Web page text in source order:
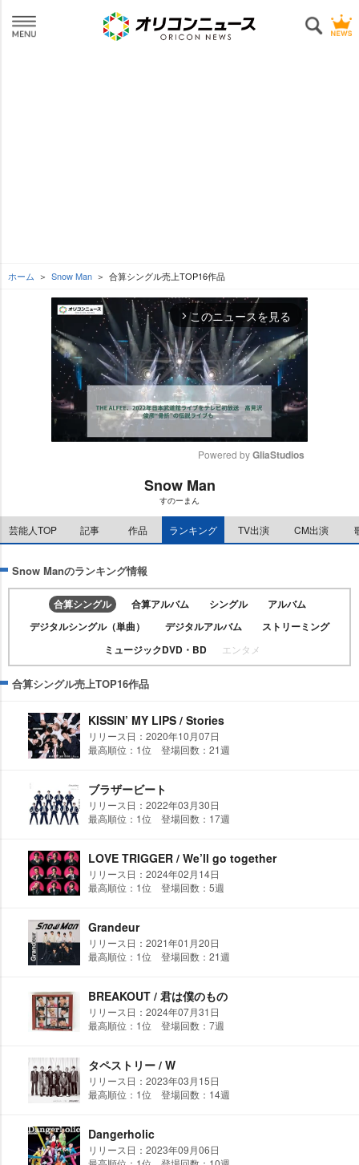
ホーム Snow Man 合算シングル売上TOP16作品
arrow_forward_ios このニュースを見る
t
e
Powered by GliaStudios
Snow Man
すのーまん
芸能人TOP 記事 作品 ランキング TV出演 CM出演
Snow Manのランキング情報
合算シングル 合算アルバム シングル
アルバム
デジタルシングル（単曲）
デジタルアルバム
ストリーミング
ミュージックDVD・BD
エンタメ
合算シングル売上TOP16作品
KISSIN’ MY LIPS / Stories
リリース日：2020年10月07日
最高順位：1位 登場回数：21週
ブラザービート
リリース日：2022年03月30日
最高順位：1位 登場回数：17週
LOVE TRIGGER / We’ll go together
リリース日：2024年02月14日
最高順位：1位 登場回数：5週
Grandeur
リリース日：2021年01月20日
最高順位：1位 登場回数：21週
BREAKOUT / 君は僕のもの
リリース日：2024年07月31日
最高順位：1位 登場回数：7週
タペストリー / W
リリース日：2023年03月15日
最高順位：1位 登場回数：14週
Dangerholic
リリース日：2023年09月06日